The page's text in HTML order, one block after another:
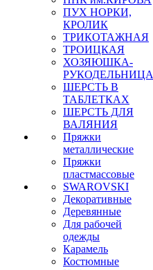
ПУХ НОРКИ,
КРОЛИК
ТРИКОТАЖНАЯ
ТРОИЦКАЯ
ХОЗЯЮШКА-
РУКОДЕЛЬНИЦА
ШЕРСТЬ В
ТАБЛЕТКАХ
ШЕРСТЬ ДЛЯ
ВАЛЯНИЯ
Пряжки
металлические
Пряжки
пластмассовые
SWAROVSKI
Декоративные
Деревянные
Для рабочей
одежды
Карамель
Костюмные